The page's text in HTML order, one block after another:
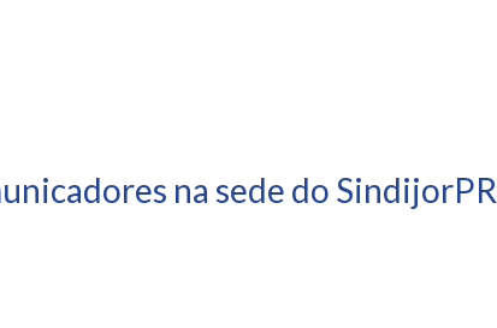
na sede do SindijorPR